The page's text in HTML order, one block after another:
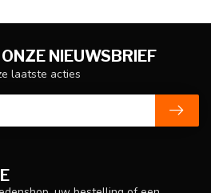
NIEUWSBRIEF
laatste acties